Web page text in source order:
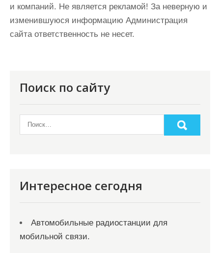
и компаний. Не является рекламой! За неверную и
изменившуюся информацию Администрация
сайта ответственность не несет.
Поиск по сайту
Интересное сегодня
Автомобильные радиостанции для
мобильной связи.